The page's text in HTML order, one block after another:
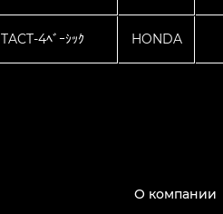
TACT-4ﾍﾞｰｼｯｸ HONDA
О компании